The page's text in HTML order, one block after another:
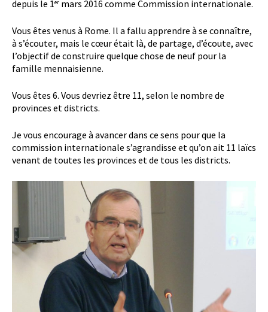
depuis le 1er mars 2016 comme Commission internationale.
Vous êtes venus à Rome. Il a fallu apprendre à se connaître,
à s’écouter, mais le cœur était là, de partage, d’écoute, avec
l’objectif de construire quelque chose de neuf pour la
famille mennaisienne.
Vous êtes 6. Vous devriez être 11, selon le nombre de
provinces et districts.
Je vous encourage à avancer dans ce sens pour que la
commission internationale s’agrandisse et qu’on ait 11 laïcs
venant de toutes les provinces et de tous les districts.